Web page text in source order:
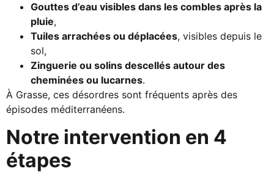
Gouttes d’eau visibles dans les combles après la
pluie,
Tuiles arrachées ou déplacées, visibles depuis le
sol,
Zinguerie ou solins descellés autour des
cheminées ou lucarnes.
À Grasse, ces désordres sont fréquents après des
épisodes méditerranéens.
Notre intervention en 4
étapes